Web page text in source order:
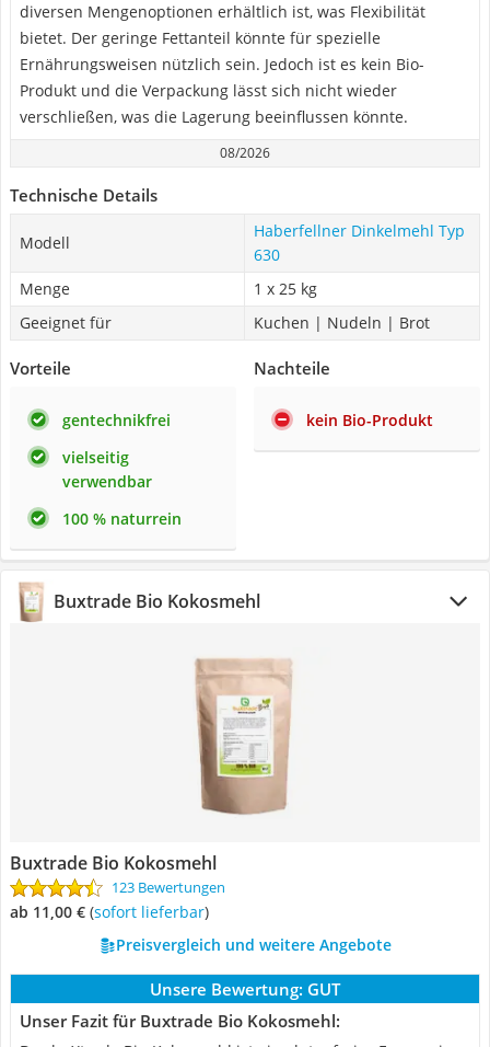
diversen Mengenoptionen erhältlich ist, was Flexibilität
bietet. Der geringe Fettanteil könnte für spezielle
Ernährungsweisen nützlich sein. Jedoch ist es kein Bio-
Produkt und die Verpackung lässt sich nicht wieder
verschließen, was die Lagerung beeinflussen könnte.
08/2026
Technische Details
Modell
Haberfellner Dinkelmehl Typ
630
Menge
1 x 25 kg
Geeignet für
Kuchen | Nudeln | Brot
Vorteile
gentechnikfrei
vielseitig
verwendbar
100 % naturrein
Nachteile
kein Bio-Produkt
Buxtrade Bio Kokosmehl
Buxtrade Bio Kokosmehl
123 Bewertungen
ab 11,00 € ( Sofort lieferbar)
Preisvergleich und weitere Angebote
Unsere Bewertung: GUT
Unser Fazit für Buxtrade Bio Kokosmehl: